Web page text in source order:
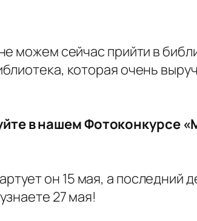
можем сейчас прийти в
которая очень
в нашем
он 15 мая, а последний
27 мая!